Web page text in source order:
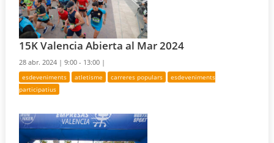
15K Valencia Abierta al Mar 2024
28 abr. 2024 |9:00 - 13:00 |
esdeveniments atletisme carreres populars
esdeveniments
participatius